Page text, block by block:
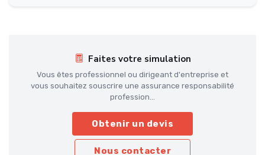
Faites votre simulation
Vous êtes professionnel ou dirigeant d'entreprise et
vous souhaitez souscrire une assurance responsabilité
profession...
Obtenir un devis
Nous contacter